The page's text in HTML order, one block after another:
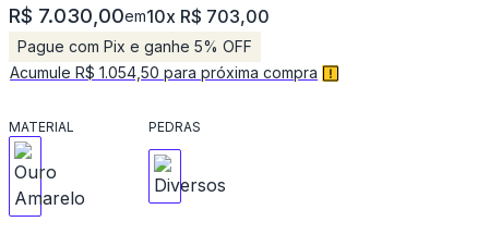
R$ 7.030,00em10x R$ 703,00
Pague com Pix e ganhe 5% OFF
Acumule R$ 1.054,50 para próxima compra
MATERIAL PEDRAS